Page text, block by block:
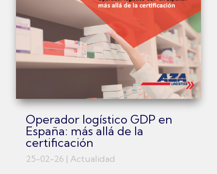
Operador logístico GDP en
España: más allá de la
certificación
25-02-26 | Actualidad